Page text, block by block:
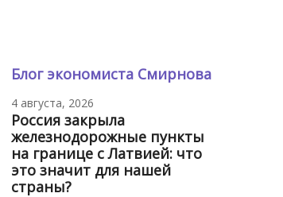
Блог экономиста Смирнова
4 августа, 2026
Россия закрыла
железнодорожные пункты
на границе с Латвией: что
это значит для нашей
страны?